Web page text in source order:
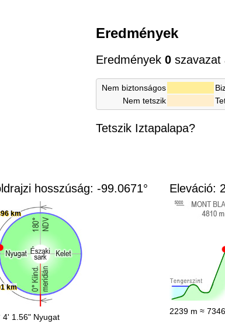
Eredmények
Eredmények0 szavazat
Nem biztonságos
Nem tetszik
Tetszik Iztapalapa?
hosszúság: -99.0671°
km
km
4' 1.56" Nyugat
Eleváció:
2239 m ≈